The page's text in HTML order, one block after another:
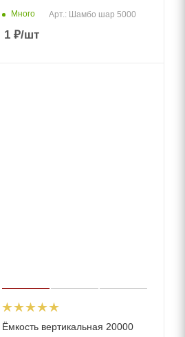
Много Арт.: Шамбо шар 5000
1 ₽/шт
Ёмкость вертикальная 20000